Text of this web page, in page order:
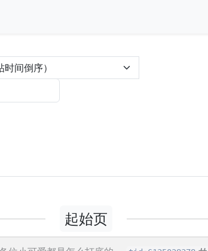
起始页